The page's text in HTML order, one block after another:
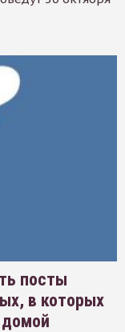
посты
в которых
домой